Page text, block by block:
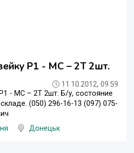
Р1 - МС – 2Т 2шт.
11.10.2012, 09:59
- МС – 2Т 2шт. Б/у, состояние
(050) 296-16-13 (097) 075-
Донецьк